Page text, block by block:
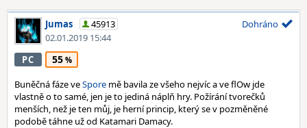
Jumas
45913
02.01.2019 15:44
Dohráno
PC 55
Buněčná fáze veSpore mě bavila ze všeho nejvíc a ve flOw jde
vlastně o to samé, jen je to jediná náplň hry. Požírání tvorečků
menších, než je ten můj, je herní princip, který se v pozměněné
podobě táhne už od Katamari Damacy.